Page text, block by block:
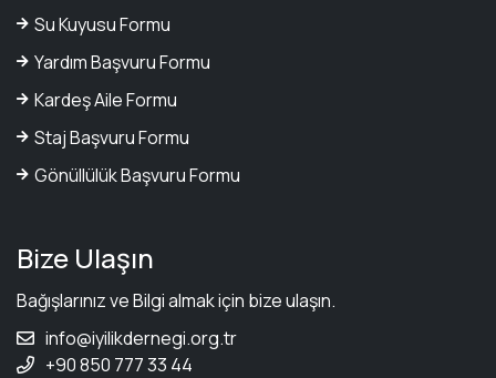
Su Kuyusu Formu
Yardım Başvuru Formu
Kardeş Aile Formu
Staj Başvuru Formu
Gönüllülük Başvuru Formu
Bize Ulaşın
Bağışlarınız ve Bilgi almak için bize ulaşın.
info@iyilikdernegi.org.tr
+90 850 777 33 44